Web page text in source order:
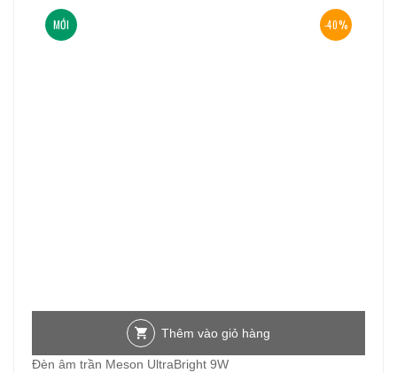
-40%
MỚI
Thêm vào giỏ hàng
Đèn âm trần Meson UltraBright 9W